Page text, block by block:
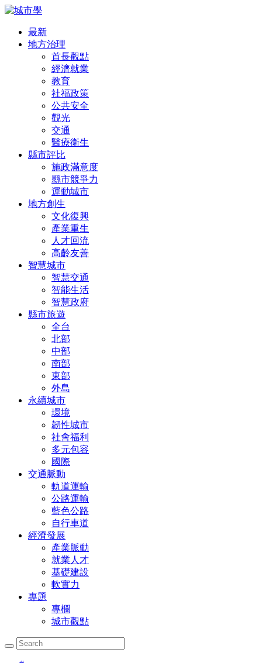
最新
地方治理
首長觀點
經濟就業
教育
社福政策
公共安全
觀光
交通
醫療衛生
縣市評比
施政滿意度
縣市競爭力
運動城市
地方創生
文化復興
產業重生
人才回流
高齡友善
智慧城市
智慧交通
智能生活
智慧政府
縣市旅遊
全台
北部
中部
南部
東部
外島
永續城市
環境
韌性城市
社會福利
多元包容
國際
交通脈動
軌道運輸
公路運輸
藍色公路
自行車道
經濟發展
產業脈動
就業人才
基礎建設
軟實力
專題
專欄
城市觀點